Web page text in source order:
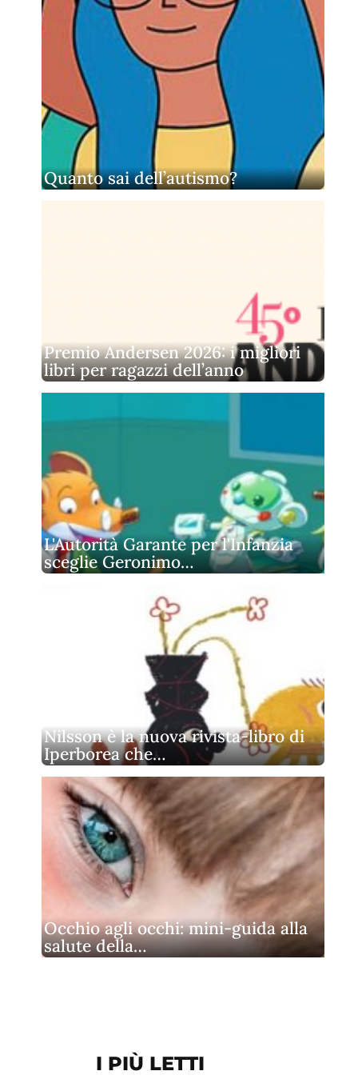
Quanto sai dell’autismo?
Premio Andersen 2026: i migliori
libri per ragazzi dell’anno
L'Autorità Garante per l'Infanzia
sceglie Geronimo…
Nilsson è la nuova rivista‑libro di
Iperborea che…
Occhio agli occhi: mini-guida alla
salute della…
I PIÙ LETTI